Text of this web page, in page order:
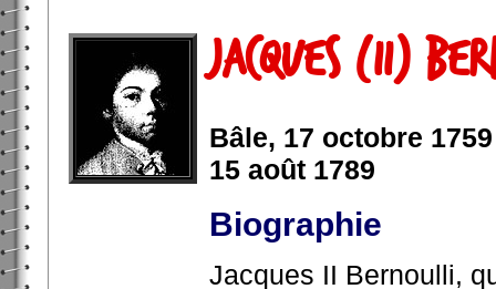
Jacques (II)
Bâle, 17 octobre
15 août 1789
Biographie
Jacques II Bernoulli,